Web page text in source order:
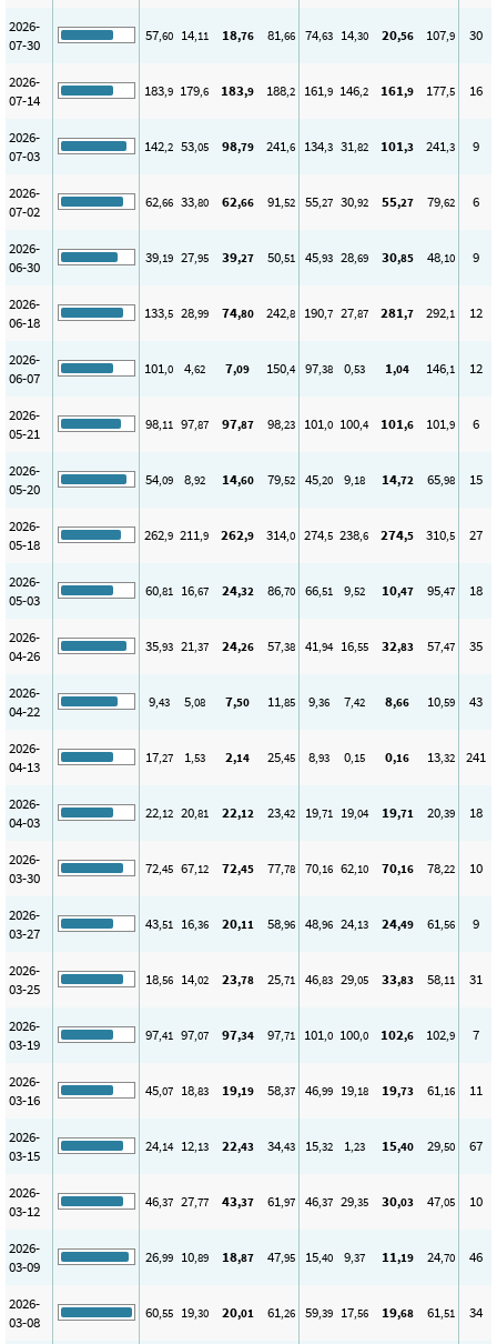
2026-
07-30
57,60 14,11 18,76 81,66 74,63 14,30 20,56 107,9 30
2026-
07-14
183,9 179,6 183,9 188,2 161,9 146,2 161,9 177,5 16
2026-
07-03
142,2 53,05 98,79 241,6 134,3 31,82 101,3 241,3 9
2026-
07-02
62,66 33,80 62,66 91,52 55,27 30,92 55,27 79,62 6
2026-
06-30
39,19 27,95 39,27 50,51 45,93 28,69 30,85 48,10 9
2026-
06-18
133,5 28,99 74,80 242,8 190,7 27,87 281,7 292,1 12
2026-
06-07
101,0 4,62 7,09 150,4 97,38 0,53 1,04 146,1 12
2026-
05-21
98,11 97,87 97,87 98,23 101,0 100,4 101,6 101,9 6
2026-
05-20
54,09 8,92 14,60 79,52 45,20 9,18 14,72 65,98 15
2026-
05-18
262,9 211,9 262,9 314,0 274,5 238,6 274,5 310,5 27
2026-
05-03
60,81 16,67 24,32 86,70 66,51 9,52 10,47 95,47 18
2026-
04-26
35,93 21,37 24,26 57,38 41,94 16,55 32,83 57,47 35
2026-
04-22
9,43 5,08 7,50 11,85 9,36 7,42 8,66 10,59 43
2026-
04-13
17,27 1,53 2,14 25,45 8,93 0,15 0,16 13,32 241
2026-
04-03
22,12 20,81 22,12 23,42 19,71 19,04 19,71 20,39 18
2026-
03-30
72,45 67,12 72,45 77,78 70,16 62,10 70,16 78,22 10
2026-
03-27
43,51 16,36 20,11 58,96 48,96 24,13 24,49 61,56 9
2026-
03-25
18,56 14,02 23,78 25,71 46,83 29,05 33,83 58,11 31
2026-
03-19
97,41 97,07 97,34 97,71 101,0 100,0 102,6 102,9 7
2026-
03-16
45,07 18,83 19,19 58,37 46,99 19,18 19,73 61,16 11
2026-
03-15
24,14 12,13 22,43 34,43 15,32 1,23 15,40 29,50 67
2026-
03-12
46,37 27,77 43,37 61,97 46,37 29,35 30,03 47,05 10
2026-
03-09
26,99 10,89 18,87 47,95 15,40 9,37 11,19 24,70 46
2026-
03-08
60,55 19,30 20,01 61,26 59,39 17,56 19,68 61,51 34